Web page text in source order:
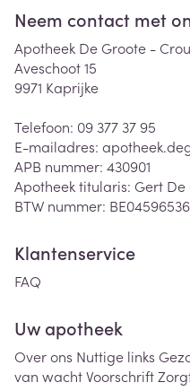
Neem contact met
Apotheek De Groote -
Aveschoot 15
9971 Kaprijke
Telefoon: 09 377 37 95
E-mailadres:
APB nummer: 430901
Apotheek titularis: Gert
BTW nummer:
Klantenservice
FAQ
Uw apotheek
Over ons Nuttige links
van wachtVoorschrift